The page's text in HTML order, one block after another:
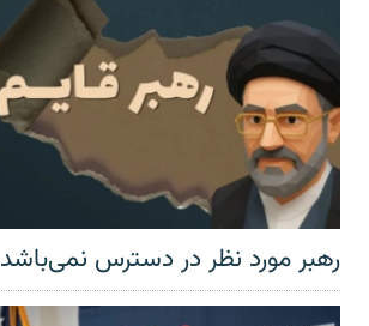
رهبر مورد نظر در دسترس نمی‌باشد